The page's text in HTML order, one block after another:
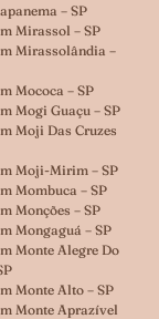
– SP
Mirassol – SP
Mirassolândia –
Mococa – SP
Mogi Guaçu – SP
Moji Das Cruzes
Moji-Mirim – SP
Mombuca – SP
Monções – SP
Mongaguá – SP
Monte Alegre Do
Monte Alto – SP
Monte Aprazível